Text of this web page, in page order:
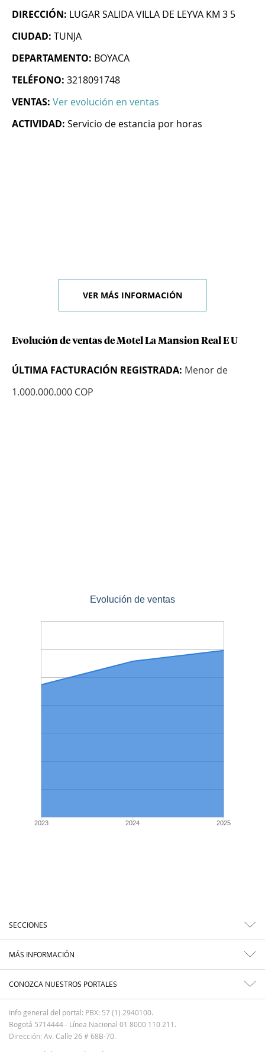
DIRECCIÓN: LUGAR SALIDA VILLA DE LEYVA KM 3 5
CIUDAD: TUNJA
DEPARTAMENTO: BOYACA
TELÉFONO: 3218091748
VENTAS: Ver evolución en ventas
ACTIVIDAD: Servicio de estancia por horas
VER MÁS INFORMACIÓN
Evolución de ventas de Motel La Mansion Real E U
ÚLTIMA FACTURACIÓN REGISTRADA: Menor de
1.000.000.000 COP
Evolución de ventas
2023 2024 2025
SECCIONES
MÁS INFORMACIÓN
CONOZCA NUESTROS PORTALES
Info general del portal: PBX: 57 (1) 2940100.
Bogotá 5714444 - Línea Nacional 01 8000 110 211.
Dirección: Av. Calle 26 # 68B-70.